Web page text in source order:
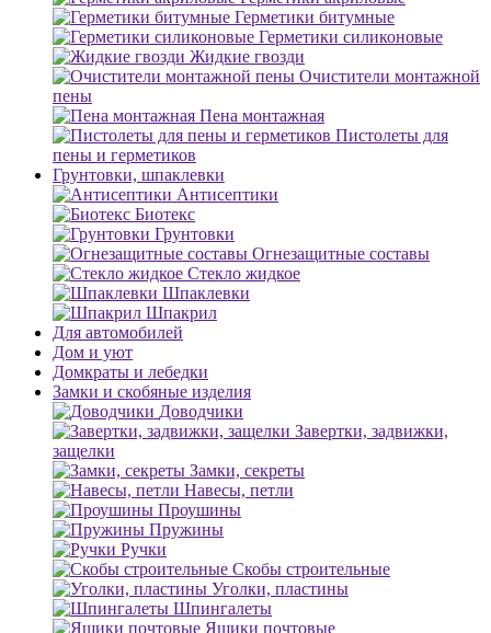
Герметики битумные
Герметики силиконовые
Жидкие гвозди
Очистители монтажной
пены
Пена монтажная
Пистолеты для
пены и герметиков
Грунтовки, шпаклевки
Антисептики
Биотекс
Грунтовки
Огнезащитные составы
Стекло жидкое
Шпаклевки
Шпакрил
Для автомобилей
Дом и уют
Домкраты и лебедки
Замки и скобяные изделия
Доводчики
Завертки, задвижки,
защелки
Замки, секреты
Навесы, петли
Проушины
Пружины
Ручки
Скобы строительные
Уголки, пластины
Шпингалеты
Ящики почтовые